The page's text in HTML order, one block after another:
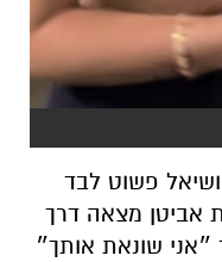
פשוט לבד
אביטן מצאה דרך
שונאת אותך״